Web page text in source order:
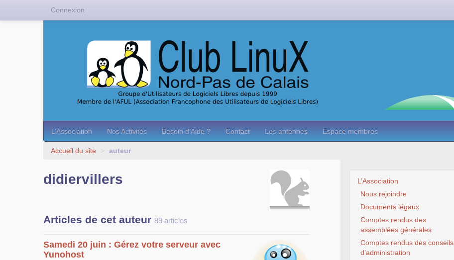
L’Association Nos Activités Besoin d’Aide ? Contact Les antennes Espace membres
Accueil du site > auteur
didiervillers
Articles de cet auteur 89 articles
Samedi 20 juin : Gérez votre serveur avec
Yunohost
L’Association
Nous rejoindre
Documents légaux
Comptes rendus des
assemblées générales
Comptes rendus des conseils
d’administration
Connexion